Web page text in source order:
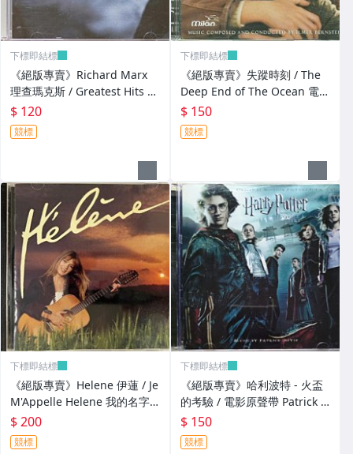
下標即結標
《絕版專賣》Richard Marx
理查瑪克斯 / Greatest Hits 精
選輯
$ 120
競標
下標即結標
《絕版專賣》失蹤時刻 / The
Deep End of The Ocean 電影
原聲帶
$ 150
競標
下標即結標
《絕版專賣》Helene 伊蓮 / Je
M'Appelle Helene 我的名字
叫伊蓮 (無IFPI)
$ 200
競標
下標即結標
《絕版專賣》哈利波特 - 火盃
的考驗 / 電影原聲帶 Patrick D
oyle
$ 150
競標